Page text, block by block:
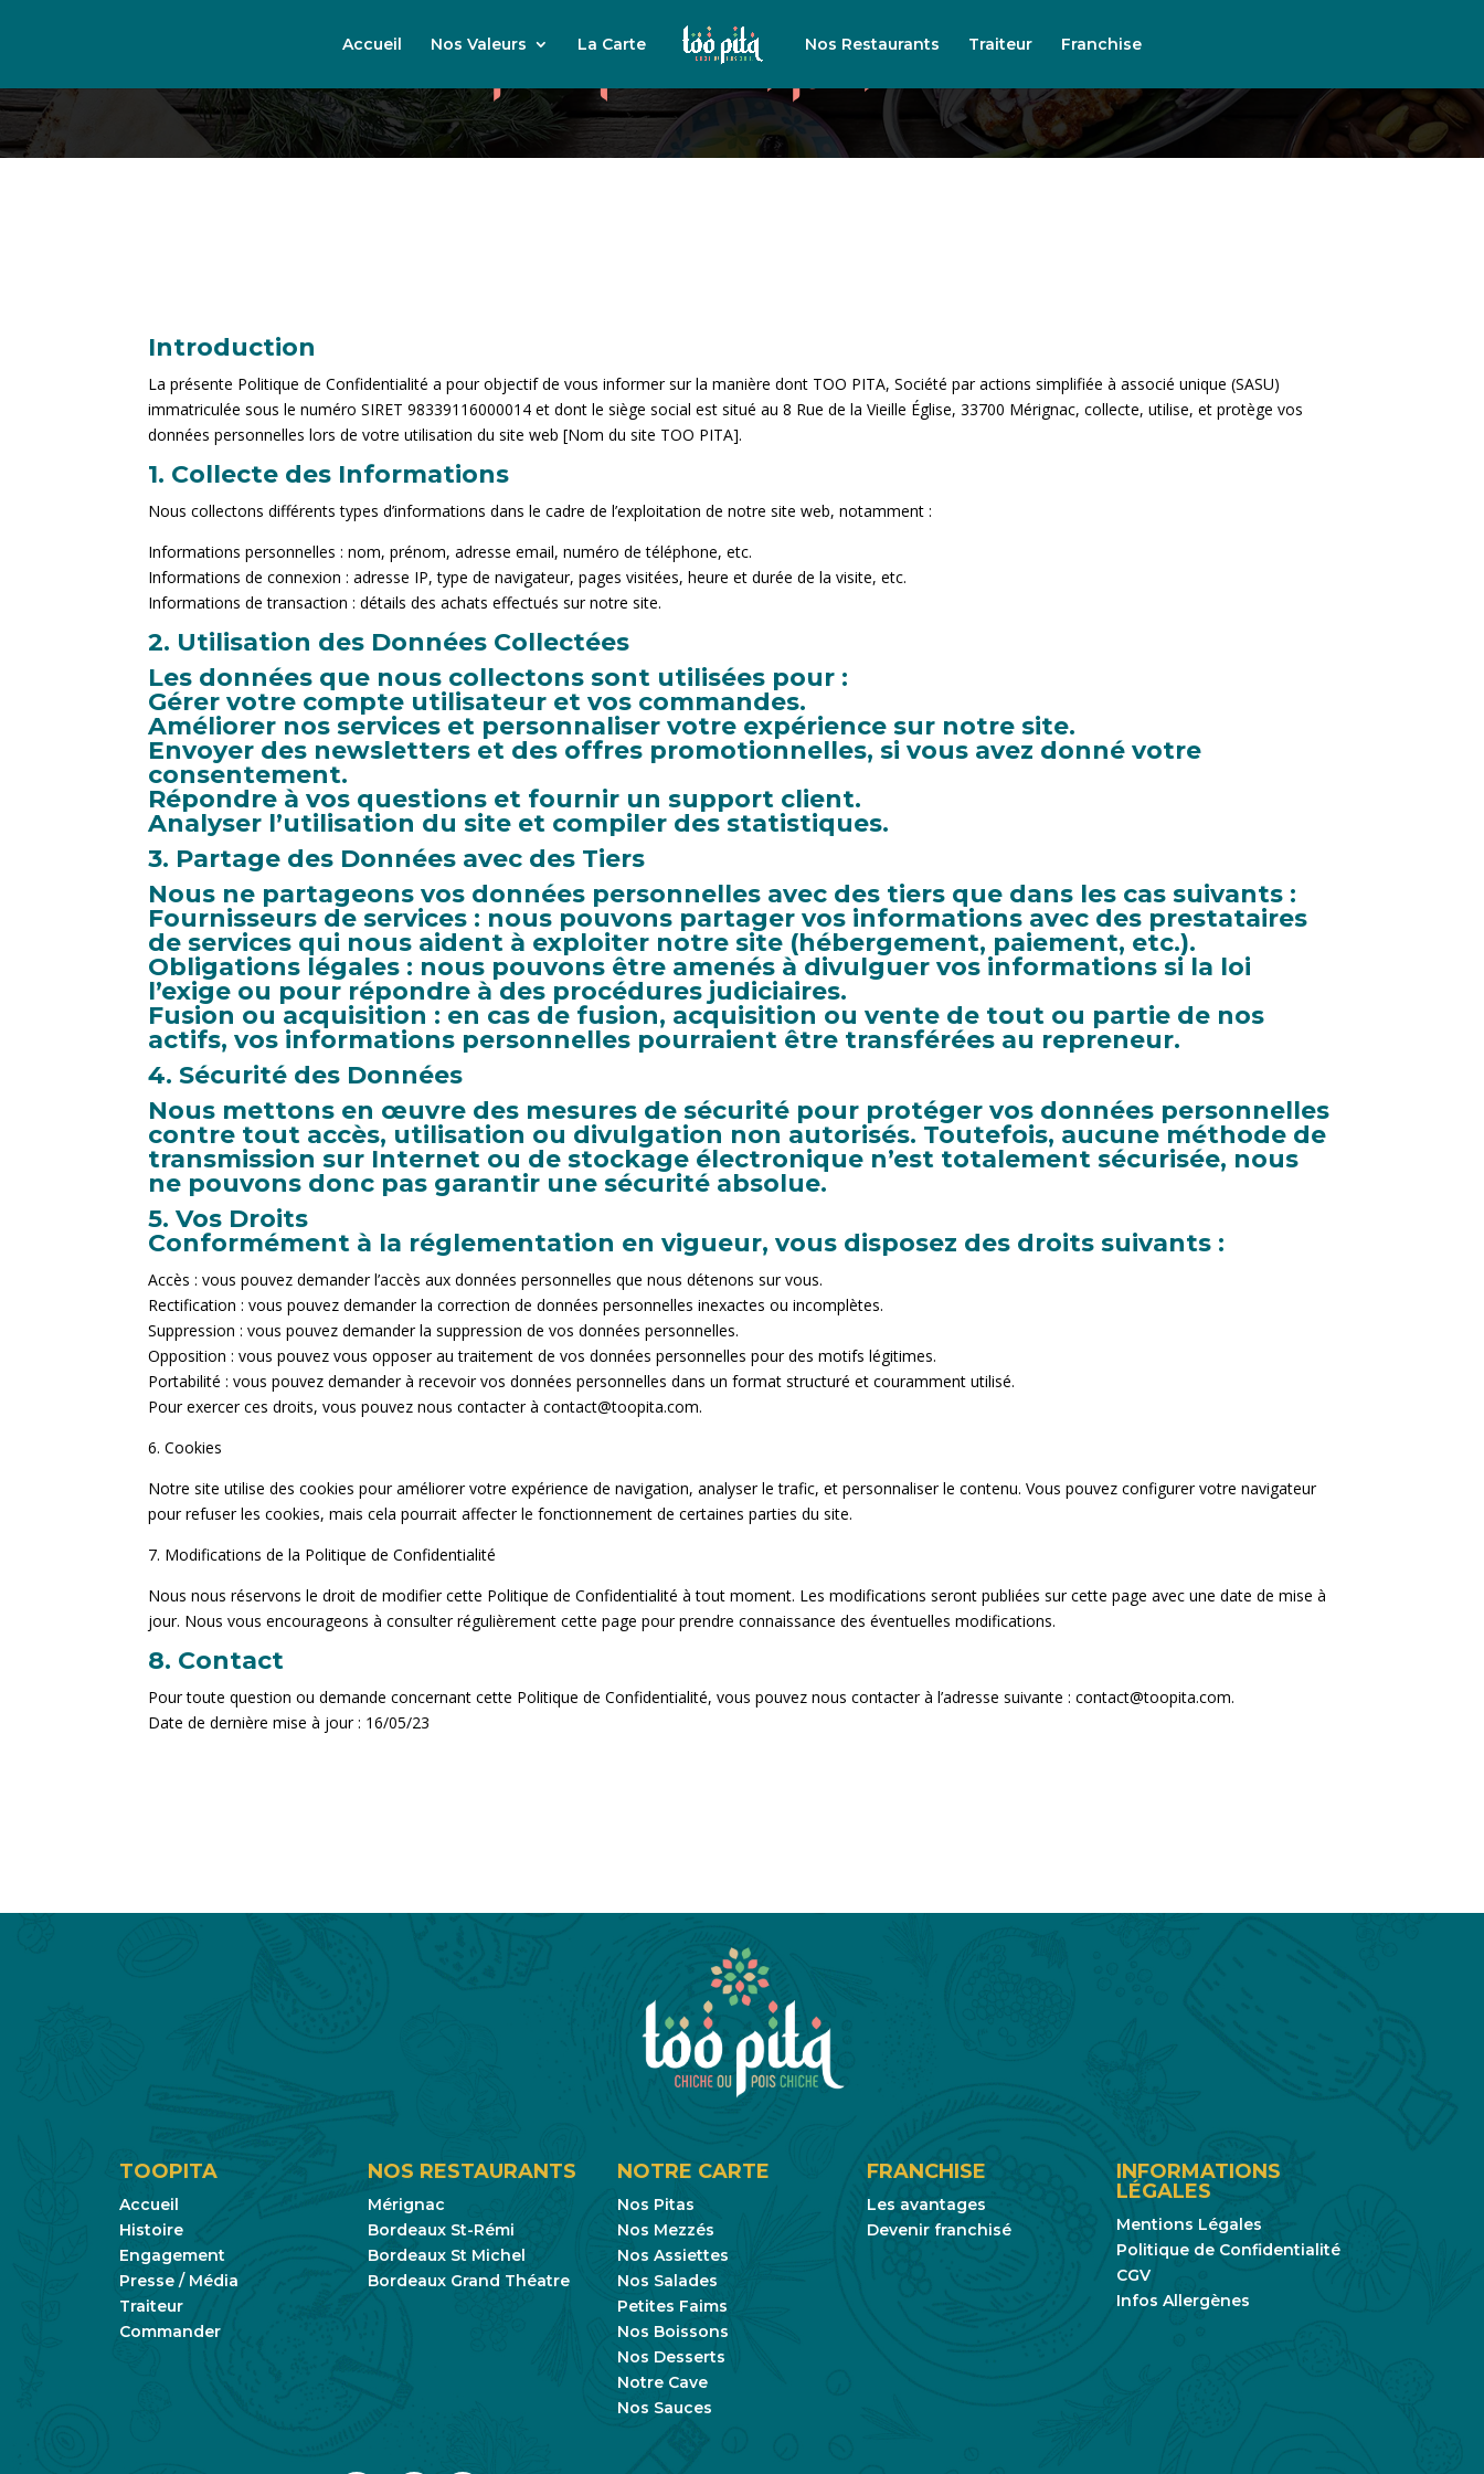
Accueil Nos Valeurs La Carte Nos Restaurants Traiteur Franchise
politique de confidentialité
Introduction
La présente Politique de Confidentialité a pour objectif de vous informer sur la manière dont TOO PITA, Société par actions simplifiée à associé unique (SASU)
immatriculée sous le numéro SIRET 98339116000014 et dont le siège social est situé au 8 Rue de la Vieille Église, 33700 Mérignac, collecte, utilise, et protège vos
données personnelles lors de votre utilisation du site web [Nom du site TOO PITA].
1. Collecte des Informations
Nous collectons différents types d’informations dans le cadre de l’exploitation de notre site web, notamment :
Informations personnelles : nom, prénom, adresse email, numéro de téléphone, etc.
Informations de connexion : adresse IP, type de navigateur, pages visitées, heure et durée de la visite, etc.
Informations de transaction : détails des achats effectués sur notre site.
2. Utilisation des Données Collectées
Les données que nous collectons sont utilisées pour :
Gérer votre compte utilisateur et vos commandes.
Améliorer nos services et personnaliser votre expérience sur notre site.
Envoyer des newsletters et des offres promotionnelles, si vous avez donné votre
consentement.
Répondre à vos questions et fournir un support client.
Analyser l’utilisation du site et compiler des statistiques.
3. Partage des Données avec des Tiers
Nous ne partageons vos données personnelles avec des tiers que dans les cas suivants :
Fournisseurs de services : nous pouvons partager vos informations avec des prestataires
de services qui nous aident à exploiter notre site (hébergement, paiement, etc.).
Obligations légales : nous pouvons être amenés à divulguer vos informations si la loi
l’exige ou pour répondre à des procédures judiciaires.
Fusion ou acquisition : en cas de fusion, acquisition ou vente de tout ou partie de nos
actifs, vos informations personnelles pourraient être transférées au repreneur.
4. Sécurité des Données
Nous mettons en œuvre des mesures de sécurité pour protéger vos données personnelles
contre tout accès, utilisation ou divulgation non autorisés. Toutefois, aucune méthode de
transmission sur Internet ou de stockage électronique n’est totalement sécurisée, nous
ne pouvons donc pas garantir une sécurité absolue.
5. Vos Droits
Conformément à la réglementation en vigueur, vous disposez des droits suivants :
Accès : vous pouvez demander l’accès aux données personnelles que nous détenons sur vous.
Rectification : vous pouvez demander la correction de données personnelles inexactes ou incomplètes.
Suppression : vous pouvez demander la suppression de vos données personnelles.
Opposition : vous pouvez vous opposer au traitement de vos données personnelles pour des motifs légitimes.
Portabilité : vous pouvez demander à recevoir vos données personnelles dans un format structuré et couramment utilisé.
Pour exercer ces droits, vous pouvez nous contacter à contact@toopita.com.
6. Cookies
Notre site utilise des cookies pour améliorer votre expérience de navigation, analyser le trafic, et personnaliser le contenu. Vous pouvez configurer votre navigateur
pour refuser les cookies, mais cela pourrait affecter le fonctionnement de certaines parties du site.
7. Modifications de la Politique de Confidentialité
Nous nous réservons le droit de modifier cette Politique de Confidentialité à tout moment. Les modifications seront publiées sur cette page avec une date de mise à
jour. Nous vous encourageons à consulter régulièrement cette page pour prendre connaissance des éventuelles modifications.
8. Contact
Pour toute question ou demande concernant cette Politique de Confidentialité, vous pouvez nous contacter à l’adresse suivante : contact@toopita.com.
Date de dernière mise à jour : 16/05/23
TOOPITA
Accueil
Histoire
Engagement
Presse / Média
Traiteur
Commander
NOS RESTAURANTS
Mérignac
Bordeaux St-Rémi
Bordeaux St Michel
Bordeaux Grand Théatre
NOTRE CARTE
Nos Pitas
Nos Mezzés
Nos Assiettes
Nos Salades
Petites Faims
Nos Boissons
Nos Desserts
Notre Cave
Nos Sauces
FRANCHISE
Les avantages
Devenir franchisé
INFORMATIONS
LÉGALES
Mentions Légales
Politique de Confidentialité
CGV
Infos Allergènes